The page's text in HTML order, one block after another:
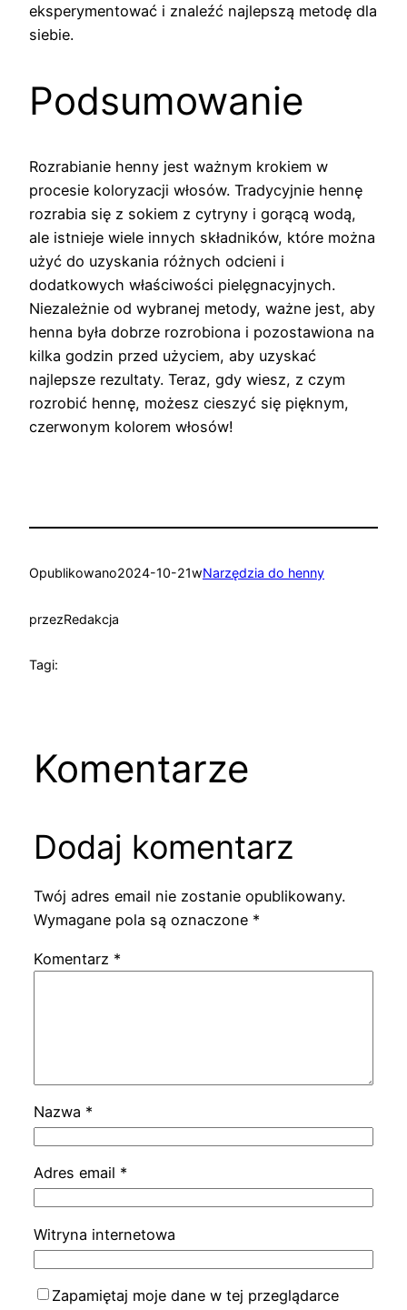
eksperymentować i znaleźć najlepszą metodę dla
siebie.
Podsumowanie
Rozrabianie henny jest ważnym krokiem w
procesie koloryzacji włosów. Tradycyjnie hennę
rozrabia się z sokiem z cytryny i gorącą wodą,
ale istnieje wiele innych składników, które można
użyć do uzyskania różnych odcieni i
dodatkowych właściwości pielęgnacyjnych.
Niezależnie od wybranej metody, ważne jest, aby
henna była dobrze rozrobiona i pozostawiona na
kilka godzin przed użyciem, aby uzyskać
najlepsze rezultaty. Teraz, gdy wiesz, z czym
rozrobić hennę, możesz cieszyć się pięknym,
czerwonym kolorem włosów!
Opublikowano2024-10-21wNarzędzia do henny
przezRedakcja
Tagi:
Komentarze
Dodaj komentarz
Twój adres email nie zostanie opublikowany.
Wymagane pola są oznaczone *
Komentarz *
Nazwa *
Adres email *
Witryna internetowa
Zapamiętaj moje dane w tej przeglądarce